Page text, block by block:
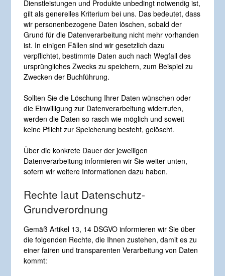
Dienstleistungen und Produkte unbedingt notwendig ist,
gilt als generelles Kriterium bei uns. Das bedeutet, dass
wir personenbezogene Daten löschen, sobald der
Grund für die Datenverarbeitung nicht mehr vorhanden
ist. In einigen Fällen sind wir gesetzlich dazu
verpflichtet, bestimmte Daten auch nach Wegfall des
ursprüngliches Zwecks zu speichern, zum Beispiel zu
Zwecken der Buchführung.
Sollten Sie die Löschung Ihrer Daten wünschen oder
die Einwilligung zur Datenverarbeitung widerrufen,
werden die Daten so rasch wie möglich und soweit
keine Pflicht zur Speicherung besteht, gelöscht.
Über die konkrete Dauer der jeweiligen
Datenverarbeitung informieren wir Sie weiter unten,
sofern wir weitere Informationen dazu haben.
Rechte laut Datenschutz-
Grundverordnung
Gemäß Artikel 13, 14 DSGVO informieren wir Sie über
die folgenden Rechte, die Ihnen zustehen, damit es zu
einer fairen und transparenten Verarbeitung von Daten
kommt: